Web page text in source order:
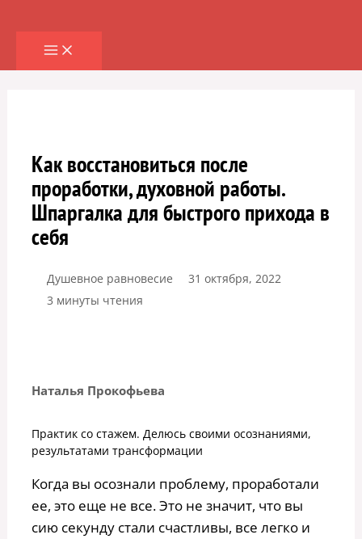
содержимому
Как восстановиться после
проработки, духовной работы.
Шпаргалка для быстрого прихода в
себя
Душевное равновесие
31 октября, 2022
3 минуты чтения
Наталья Прокофьева
Практик со стажем. Делюсь своими осознаниями,
результатами трансформации
Когда вы осознали проблему, проработали
ее, это еще не все. Это не значит, что вы
сию секунду стали счастливы, все легко и